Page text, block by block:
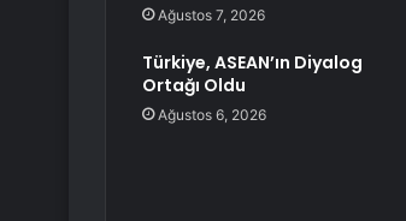
Ağustos 7, 2026
Türkiye, ASEAN’ın Diyalog
Ortağı Oldu
Ağustos 6, 2026